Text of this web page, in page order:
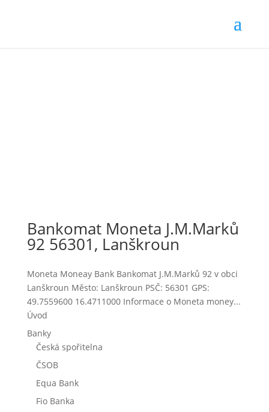
Bankomat Moneta J.M.Marků
92 56301, Lanškroun
Moneta Moneay Bank Bankomat J.M.Marků 92 v obci
Lanškroun Město: Lanškroun PSČ: 56301 GPS:
49.7559600 16.4711000 Informace o Moneta money...
Úvod
Banky
Česká spořitelna
ČSOB
Equa Bank
Fio Banka